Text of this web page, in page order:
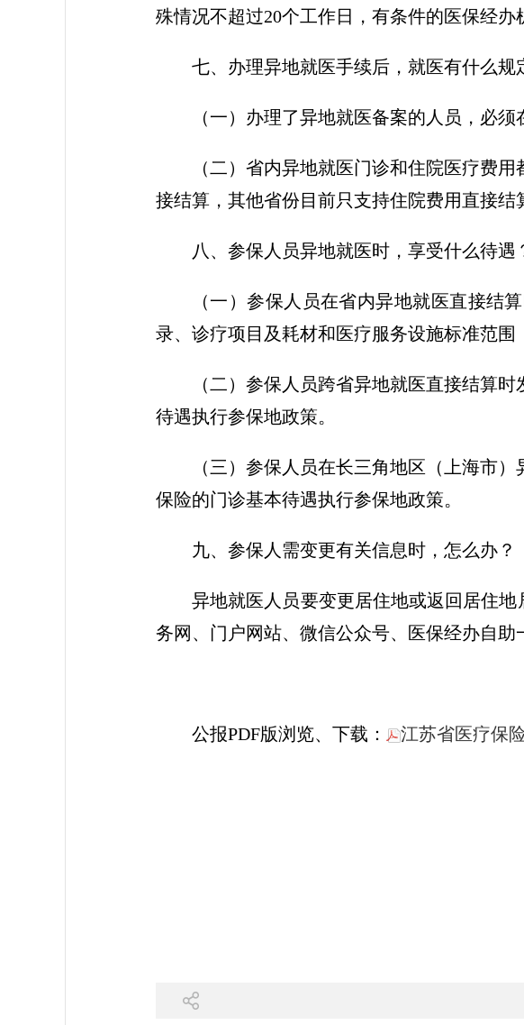
殊情况不超过20个工作日，有条件的医保经办
七、办理异地就医手续后，就医有什么规
（一）办理了异地就医备案的人员，必
（二）省内异地就医门诊和住院医疗费
接结算，其他省份目前只支持住院费用直接结
八、参保人员异地就医时，享受什么待遇
（一）参保人员在省内异地就医直接结
录、诊疗项目及耗材和医疗服务设施标准范围
（二）参保人员跨省异地就医直接结算
待遇执行参保地政策。
（三）参保人员在长三角地区（上海市
保险的门诊基本待遇执行参保地政策。
九、参保人需变更有关信息时，怎么办？
异地就医人员要变更居住地或返回居住
务网、门户网站、微信公众号、医保经办自助
公报PDF版浏览、下载： 江苏省医疗保